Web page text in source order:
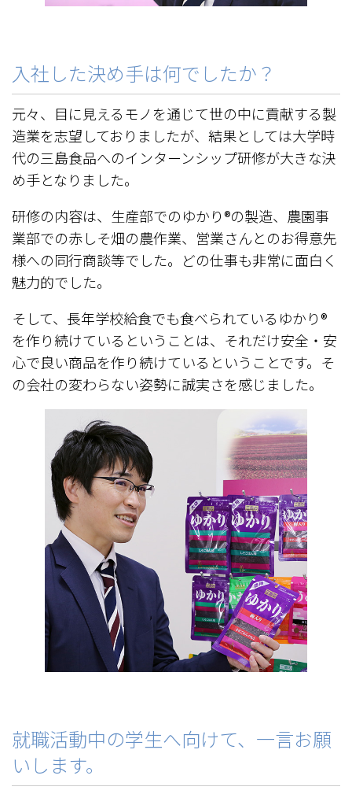
入社した決め手は何でしたか？
元々、目に見えるモノを通じて世の中に貢献する製
造業を志望しておりましたが、結果としては大学時
代の三島食品へのインターンシップ研修が大きな決
め手となりました。
研修の内容は、生産部でのゆかり®の製造、農園事
業部での赤しそ畑の農作業、営業さんとのお得意先
様への同行商談等でした。どの仕事も非常に面白く
魅力的でした。
そして、長年学校給食でも食べられているゆかり®
を作り続けているということは、それだけ安全・安
心で良い商品を作り続けているということです。そ
の会社の変わらない姿勢に誠実さを感じました。
就職活動中の学生へ向けて、一言お願
いします。